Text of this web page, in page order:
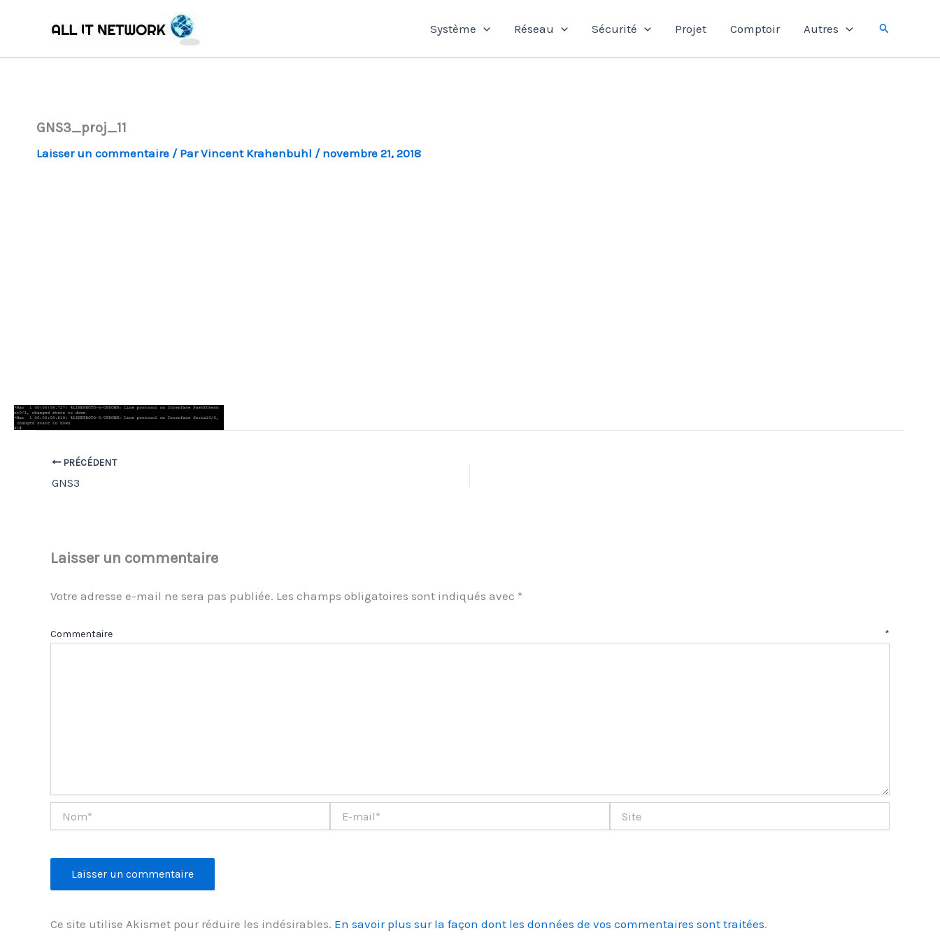
Système Réseau Sécurité Projet Comptoir Autres Rechercher
GNS3_proj_11
Laisser un commentaire / ParVincent Krahenbuhl / novembre 21, 2018
PRÉCÉDENT
GNS3
Laisser un commentaire
Votre adresse e-mail ne sera pas publiée. Les champs obligatoires sont indiqués avec *
Commentaire *
mail*
Ce site utilise Akismet pour réduire les indésirables. En savoir plus sur la façon dont les données de vos commentaires sont traitées.